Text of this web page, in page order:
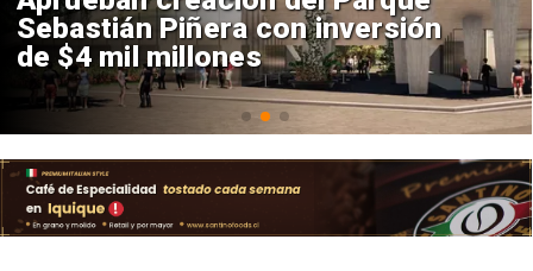
Sebastián Piñera con inversión
de $4 mil millones